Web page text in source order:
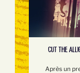
CUT THE
Après un